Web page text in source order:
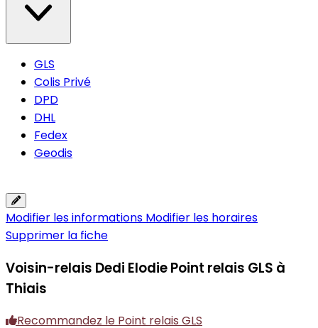
GLS
Colis Privé
DPD
DHL
Fedex
Geodis
Modifier les informations Modifier les horaires
Supprimer la fiche
Voisin-relais Dedi ElodiePoint relais GLS à
Thiais
Recommandez le Point relais GLS